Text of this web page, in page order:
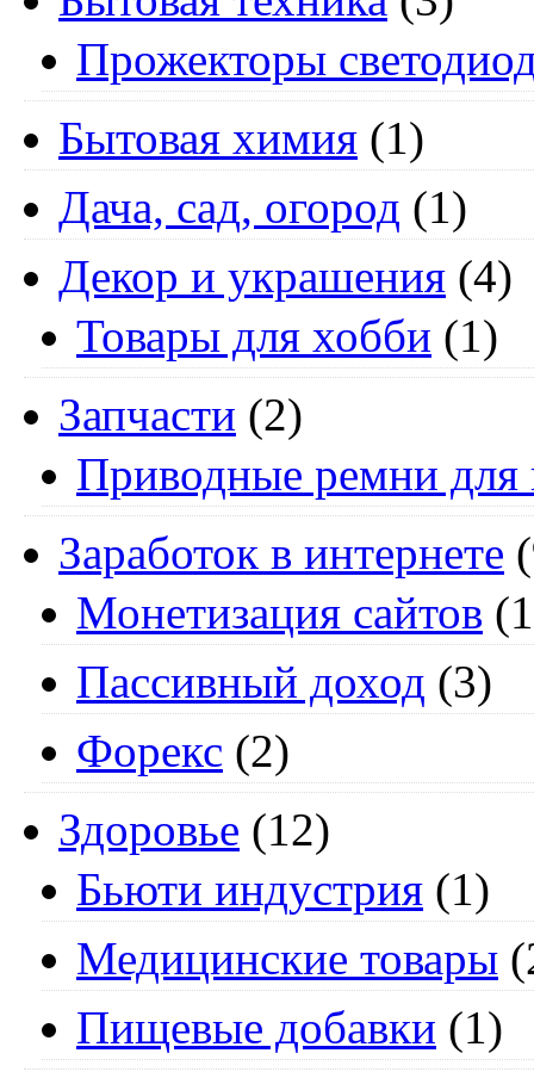
Прожекторы
Бытовая химия (1)
Дача, сад, огород (1)
Декор и украшения (4)
Товары для хобби (1)
Запчасти (2)
Приводные ремни для
Заработок в интернете
Монетизация сайтов
Пассивный доход (3)
Форекс (2)
Здоровье (12)
Бьюти индустрия (1)
Медицинские товары
Пищевые добавки (1)